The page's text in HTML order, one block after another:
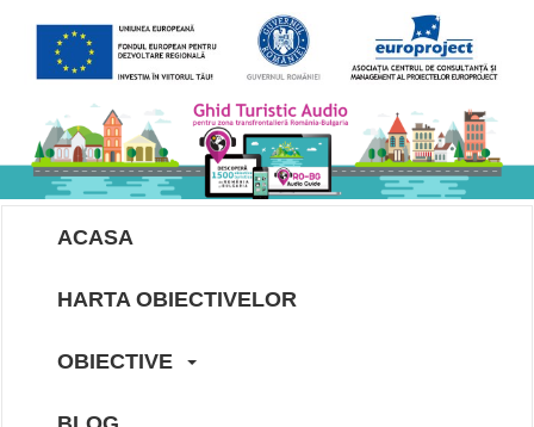
ACASA
HARTA OBIECTIVELOR
OBIECTIVE